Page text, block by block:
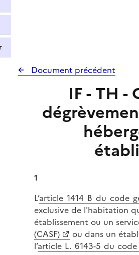
Document précédent
IF - TH
1
L’article 1414 B du code
exclusive de l'habitation
établissement ou un
(CASF)
ou dans un
l’article L. 6143-5 du